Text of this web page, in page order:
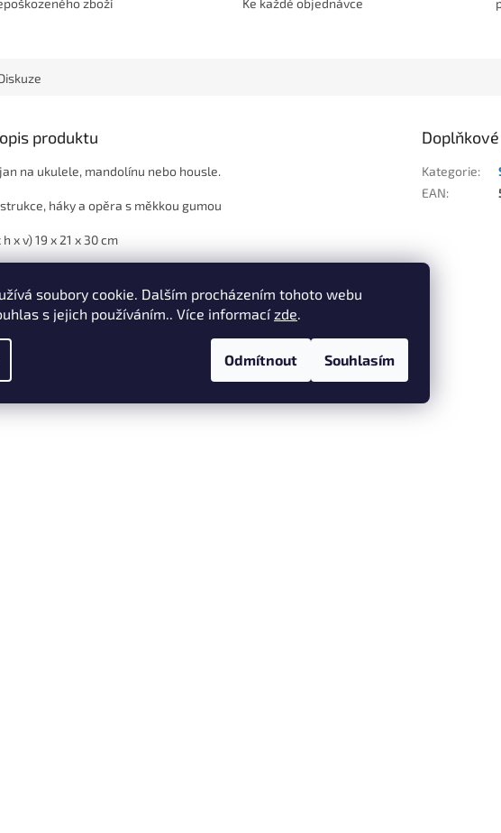
soubory cookie. Dalším procházením tohoto webu
s jejich používáním.. Více informacízde.
Odmítnout Souhlasím
produktu
na ukulele, mandolínu nebo housle.
háky a opěra s měkkou gumou
x v) 19 x 21 x 30 cm
Kategorie:
EAN: